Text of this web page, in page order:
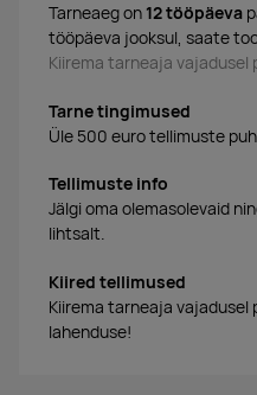
Tarneaeg on 12 tööpäeva
tööpäeva jooksul, saate
Kiirema tarneaja
Tarne tingimused
Üle 500 euro tellimuste
Tellimuste info
Jälgi oma olemasolevaid
lihtsalt.
Kiired tellimused
Kiirema tarneaja vajadusel
lahenduse!